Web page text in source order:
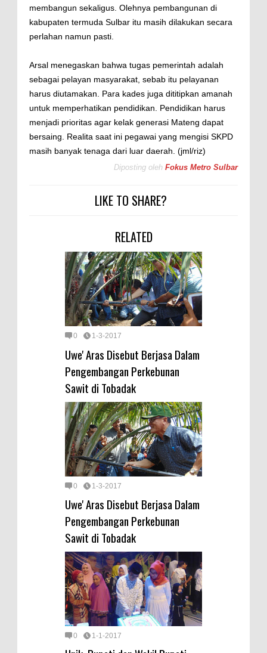
membangun sekaligus. Olehnya pembangunan di
kabupaten termuda Sulbar itu masih dilakukan secara
perlahan namun pasti.
Arsal menegaskan bahwa tugas pemerintah adalah
sebagai pelayan masyarakat, sebab itu pelayanan
harus diutamakan. Para kades juga dititipkan amanah
untuk memperhatikan pendidikan. Pendidikan harus
menjadi prioritas agar kelak generasi Mateng dapat
bersaing. Realita saat ini pegawai yang mengisi SKPD
masih banyak tenaga dari luar daerah. (jml/riz)
Diposting oleh Fokus Metro Sulbar
LIKE TO SHARE?
RELATED
0 1-3-2017
Uwe' Aras Disebut Berjasa Dalam
Pengembangan Perkebunan
Sawit di Tobadak
0 1-3-2017
Uwe' Aras Disebut Berjasa Dalam
Pengembangan Perkebunan
Sawit di Tobadak
0 1-1-2017